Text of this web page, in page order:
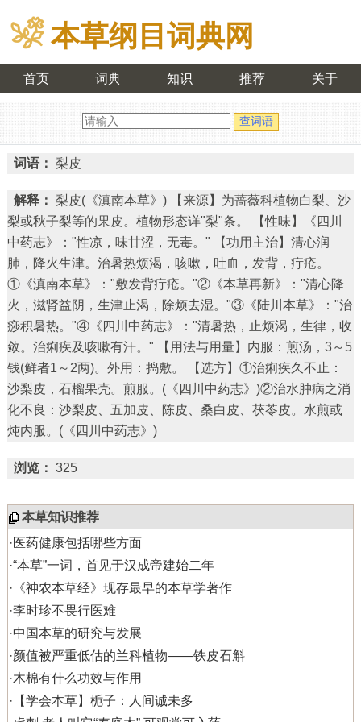
本草纲目词典网
首页 词典 知识 推荐 关于
词语： 梨皮
解释： 梨皮(《滇南本草》) 【来源】为蔷薇科植物白梨、沙
梨或秋子梨等的果皮。植物形态详"梨"条。 【性味】《四川
中药志》："性凉，味甘涩，无毒。" 【功用主治】清心润
肺，降火生津。治暑热烦渴，咳嗽，吐血，发背，疔疮。
①《滇南本草》："敷发背疔疮。"②《本草再新》："清心降
火，滋肾益阴，生津止渴，除烦去湿。"③《陆川本草》："治
痧积暑热。"④《四川中药志》："清暑热，止烦渴，生律，收
敛。治痢疾及咳嗽有汗。" 【用法与用量】内服：煎汤，3～5
钱(鲜者1～2两)。外用：捣敷。 【选方】①治痢疾久不止：
沙梨皮，石榴果壳。煎服。(《四川中药志》)②治水肿病之消
化不良：沙梨皮、五加皮、陈皮、桑白皮、茯苓皮。水煎或
炖内服。(《四川中药志》)
浏览： 325
本草知识推荐
·医药健康包括哪些方面
·“本草”一词，首见于汉成帝建始二年
· 《神农本草经》现存最早的本草学著作
·李时珍不畏行医难
·中国本草的研究与发展
·颜值被严重低估的兰科植物——铁皮石斛
·木棉有什么功效与作用
· 【学会本草】栀子：人间诚未多